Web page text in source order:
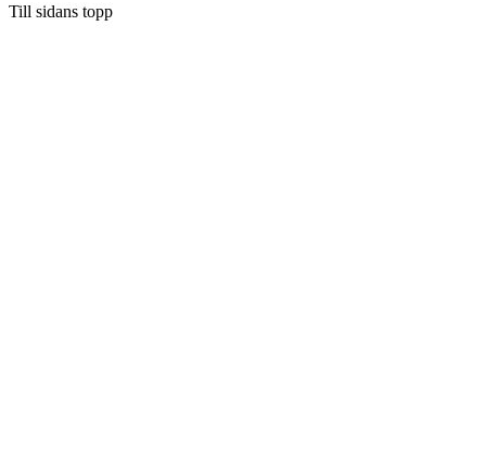
Till sidans topp